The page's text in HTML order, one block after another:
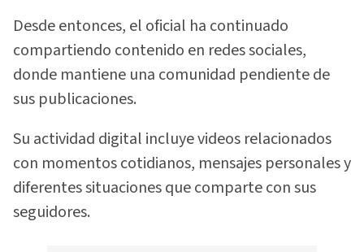
Desde entonces, el oficial ha continuado
compartiendo contenido en redes sociales,
donde mantiene una comunidad pendiente de
sus publicaciones.
Su actividad digital incluye videos relacionados
con momentos cotidianos, mensajes personales y
diferentes situaciones que comparte con sus
seguidores.